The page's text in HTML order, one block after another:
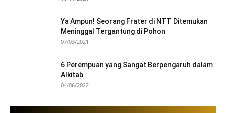
Ya Ampun! Seorang Frater di NTT Ditemukan
Meninggal Tergantung di Pohon
07/03/2021
6 Perempuan yang Sangat Berpengaruh dalam
Alkitab
04/06/2022